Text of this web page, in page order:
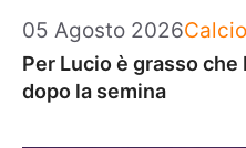
05 Agosto 2026Calcio
Per Lucio è grasso
dopo la semina